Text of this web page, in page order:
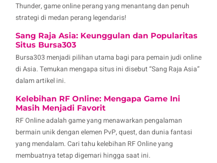
Thunder, game online perang yang menantang dan penuh
strategi di medan perang legendaris!
Sang Raja Asia: Keunggulan dan Popularitas
Situs Bursa303
Bursa303 menjadi pilihan utama bagi para pemain judi online
di Asia. Temukan mengapa situs ini disebut “Sang Raja Asia”
dalam artikel ini.
Kelebihan RF Online: Mengapa Game Ini
Masih Menjadi Favorit
RF Online adalah game yang menawarkan pengalaman
bermain unik dengan elemen PvP, quest, dan dunia fantasi
yang mendalam. Cari tahu kelebihan RF Online yang
membuatnya tetap digemari hingga saat ini.